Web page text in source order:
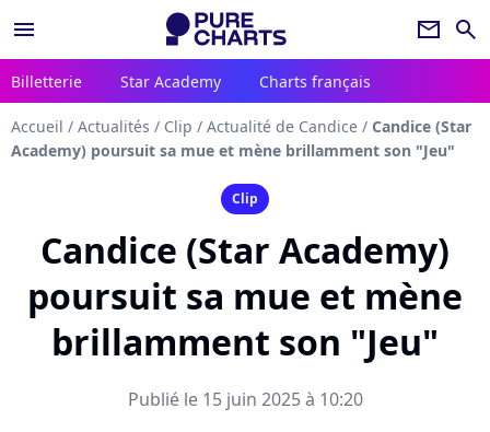
menu newsletter search
Billetterie Star Academy Charts français
Accueil / Actualités / Clip / Actualité de Candice / Candice (Star
Academy) poursuit sa mue et mène brillamment son "Jeu"
Clip
Candice (Star Academy)
poursuit sa mue et mène
brillamment son "Jeu"
Publié le 15 juin 2025 à 10:20